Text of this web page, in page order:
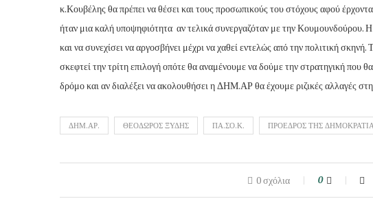
κ.Κουβέλης θα πρέπει να θέσει και τους προσωπικούς του στόχους αφού
ήταν μια καλή υποψηφιότητα αν τελικά συνεργαζόταν με την Κουμουνδούρου.
και να συνεχίσει να αργοσβήνει μέχρι να χαθεί εντελώς από την πολιτική
σκεφτεί την τρίτη επιλογή οπότε θα αναμένουμε να δούμε την στρατηγική που
δρόμο και αν διαλέξει να ακολουθήσει η ΔΗΜ.ΑΡ θα έχουμε ριζικές αλλαγές
ΔΗΜ.ΑΡ. ΘΕΟΔΩΡΟΣ ΞΥΔΗΣ ΠΑ.ΣΟ.Κ. ΠΡΟΕΔΡΟΣ ΤΗΣ
0 σχόλια 0